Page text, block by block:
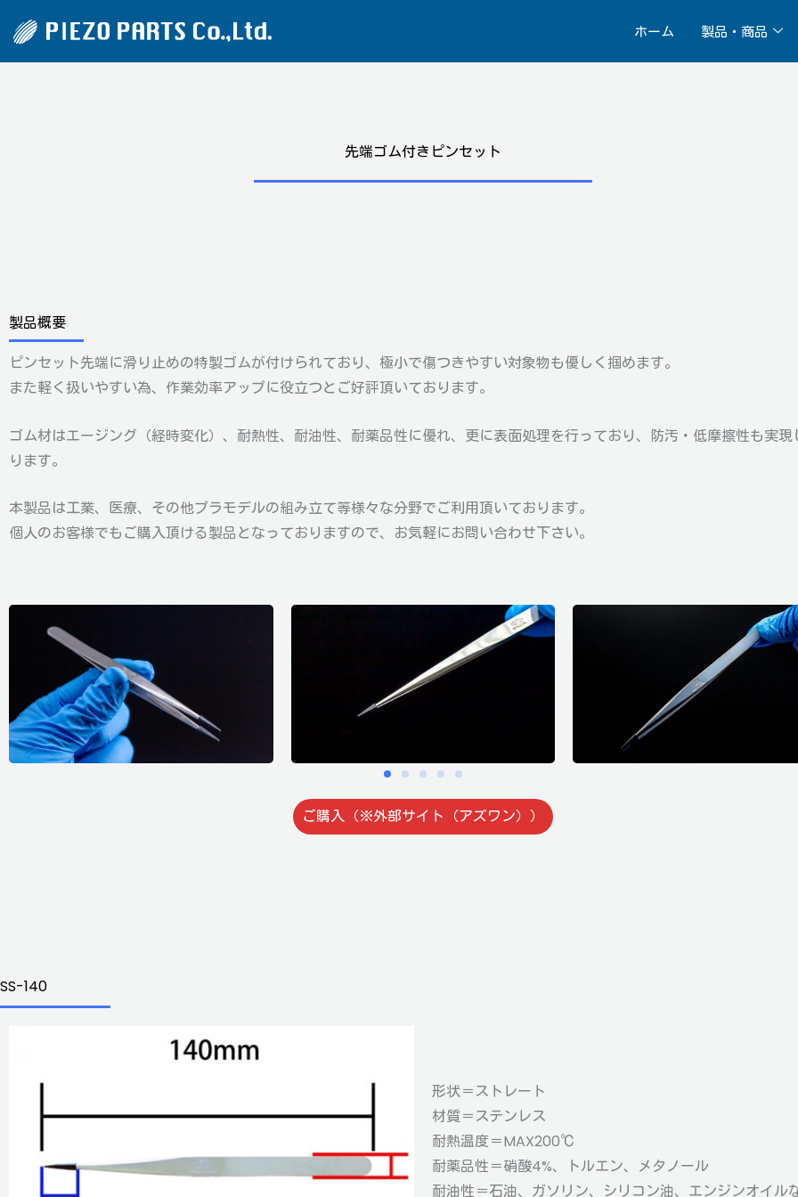
を
ホーム 製品・商品
企業理念
お見積り依頼
Request for Quotation Technical advisory
先端ゴム付きピンセット
製品概要
ピンセット先端に滑り止めの特製ゴムが付けられており、極小で傷つきやすい対象物も優しく掴めます。
また軽く扱いやすい為、作業効率アップに役立つとご好評頂いております。
ゴム材はエージング（経時変化）、耐熱性、耐油性、耐薬品性に優れ、更に表面処理を行っており、防汚・低摩擦性も実現
ります。
本製品は工業、医療、その他プラモデルの組み立て等様々な分野でご利用頂いております。
個人のお客様でもご購入頂ける製品となっておりますので、お気軽にお問い合わせ下さい。
ご購入（※外部サイト（アズワン））
SS-140
形状＝ストレート
材質＝ステンレス
耐熱温度＝MAX200℃
耐薬品性＝硝酸4%、トルエン、メタノール
耐油性＝石油、ガソリン、シリコン油、エンジンオイル